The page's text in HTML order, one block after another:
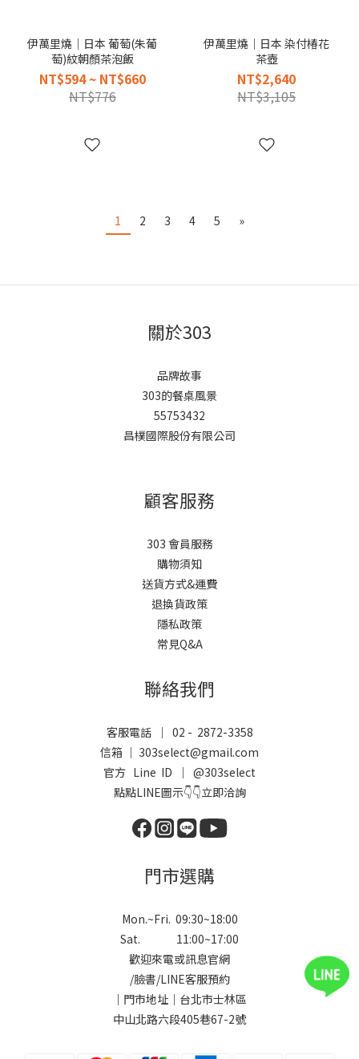
伊萬里燒｜日本 葡萄(朱葡
萄)紋朝顏茶泡飯
NT$594 ~ NT$660
NT$776
伊萬里燒｜日本 染付椿花
茶壺
NT$2,640
NT$3,105
1 2 3 4 5 »
關於303
品牌故事
303的餐桌風景
55753432
昌樸國際股份有限公司
顧客服務
303 會員服務
購物須知
送貨方式&運費
退換貨政策
隱私政策
常見Q&A
聯絡我們
客服電話 ｜ 02 - 2872-3358
信箱 ｜ 303select@gmail.com
官方 Line ID ｜ @303select
點點LINE圖示👇👇立即洽詢
門市選購
Mon.~Fri. 09:30~18:00
Sat. 11:00~17:00
歡迎來電或訊息官網
/臉書/LINE客服預約
｜門市地址｜台北市士林區
中山北路六段405巷67-2號